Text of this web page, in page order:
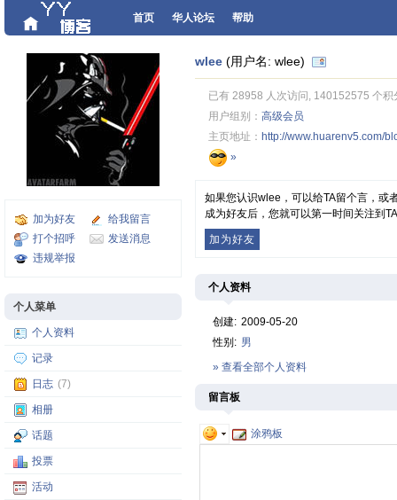
首页 华人论坛 帮助
加为好友
给我留言
打个招呼
发送消息
违规举报
个人菜单
个人资料
记录
日志 (7)
相册
话题
投票
活动
wlee (用户名: wlee)
已有 28958 人次访问, 140152575 个
用户组别： 高级会员
主页地址： http://www.huarenv5.com/
»
如果您认识wlee，可以给TA留个言，或
成为好友后，您就可以第一时间关注到
加为好友
个人资料
创建: 2009-05-20
性别: 男
» 查看全部个人资料
留言板
涂鸦板